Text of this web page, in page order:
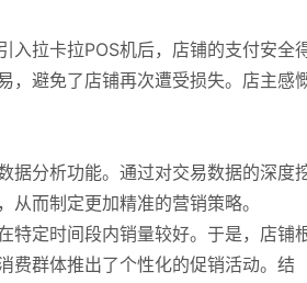
入拉卡拉POS机后，店铺的支付安全
，避免了店铺再次遭受损失。店主感
据分析功能。通过对交易数据的深度
而制定更加精准的营销策略。
特定时间段内销量较好。于是，店铺
费群体推出了个性化的促销活动。结